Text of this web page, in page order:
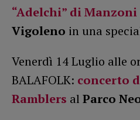
“Adelchi” di
Vigoleno in una
Venerdì 14 Luglio alle
BALAFOLK: concerto
Ramblers al Parco